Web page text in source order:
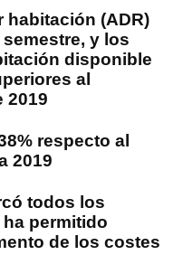
(ADR)
y los
disponible
al
2019
respecto al
2019
todos los
permitido
de los costes